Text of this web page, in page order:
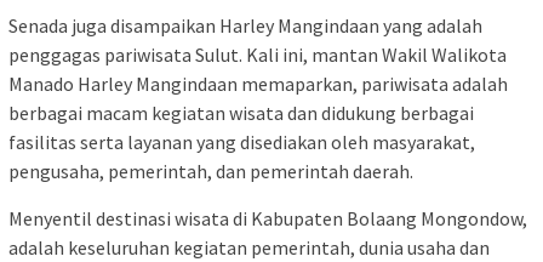
Senada juga disampaikan Harley Mangindaan yang adalah
penggagas pariwisata Sulut. Kali ini, mantan Wakil Walikota
Manado Harley Mangindaan memaparkan, pariwisata adalah
berbagai macam kegiatan wisata dan didukung berbagai
fasilitas serta layanan yang disediakan oleh masyarakat,
pengusaha, pemerintah, dan pemerintah daerah.
Menyentil destinasi wisata di Kabupaten Bolaang Mongondow,
adalah keseluruhan kegiatan pemerintah, dunia usaha dan